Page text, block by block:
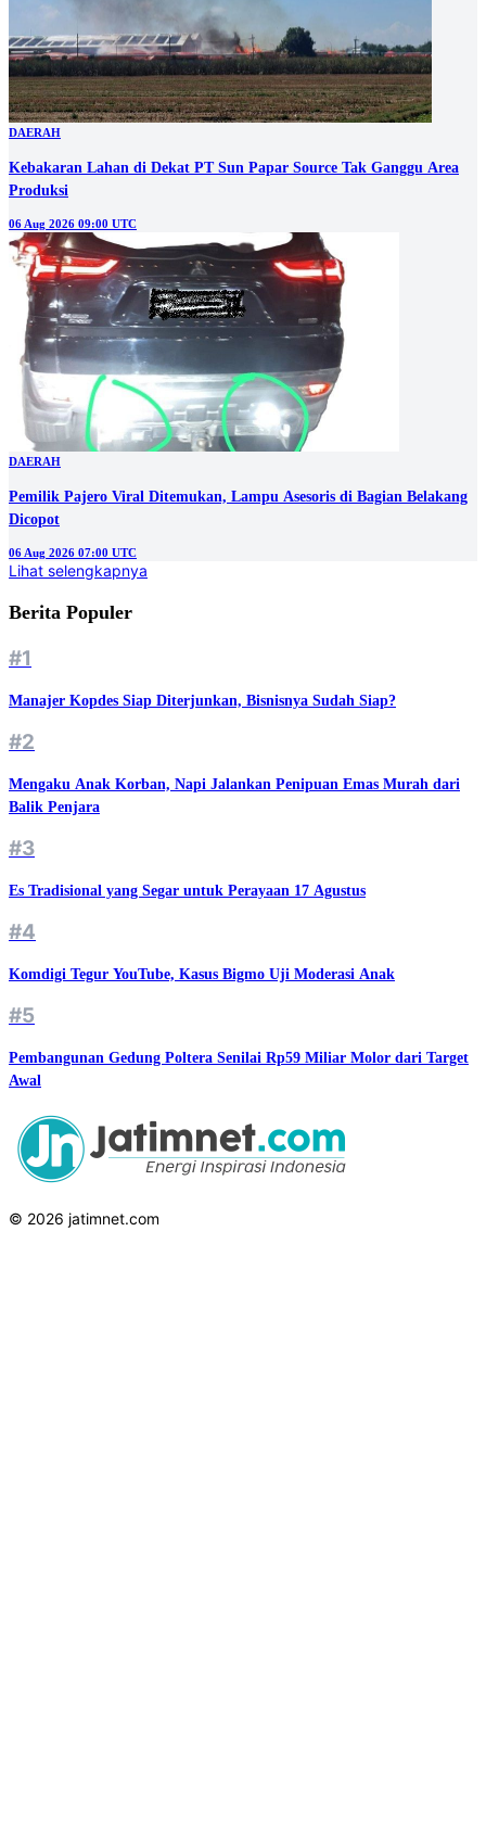
DAERAH
Kebakaran Lahan di Dekat PT Sun Papar Source Tak Ganggu Area
Produksi
06 Aug 2026 09:00 UTC
DAERAH
Pemilik Pajero Viral Ditemukan, Lampu Asesoris di Bagian Belakang
Dicopot
06 Aug 2026 07:00 UTC
Lihat selengkapnya
Berita Populer
#1
Manajer Kopdes Siap Diterjunkan, Bisnisnya Sudah Siap?
#2
Mengaku Anak Korban, Napi Jalankan Penipuan Emas Murah dari
Balik Penjara
#3
Es Tradisional yang Segar untuk Perayaan 17 Agustus
#4
Komdigi Tegur YouTube, Kasus Bigmo Uji Moderasi Anak
#5
Pembangunan Gedung Poltera Senilai Rp59 Miliar Molor dari Target
Awal
© 2026 jatimnet.com